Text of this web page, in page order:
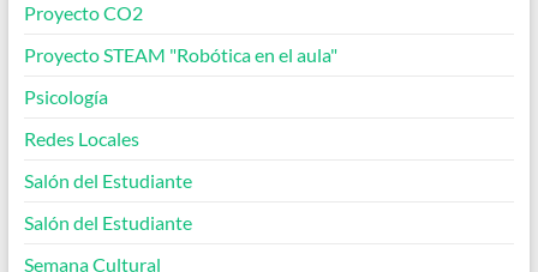
Proyecto CO2
Proyecto STEAM "Robótica en el aula"
Psicología
Redes Locales
Salón del Estudiante
Salón del Estudiante
Semana Cultural